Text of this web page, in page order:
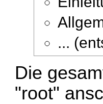
...
Die
"root"